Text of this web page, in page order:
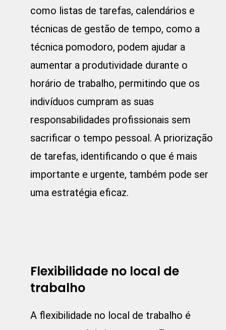
como listas de tarefas, calendários e
técnicas de gestão de tempo, como a
técnica pomodoro, podem ajudar a
aumentar a produtividade durante o
horário de trabalho, permitindo que os
indivíduos cumpram as suas
responsabilidades profissionais sem
sacrificar o tempo pessoal. A priorização
de tarefas, identificando o que é mais
importante e urgente, também pode ser
uma estratégia eficaz.
Flexibilidade no local de
trabalho
A flexibilidade no local de trabalho é